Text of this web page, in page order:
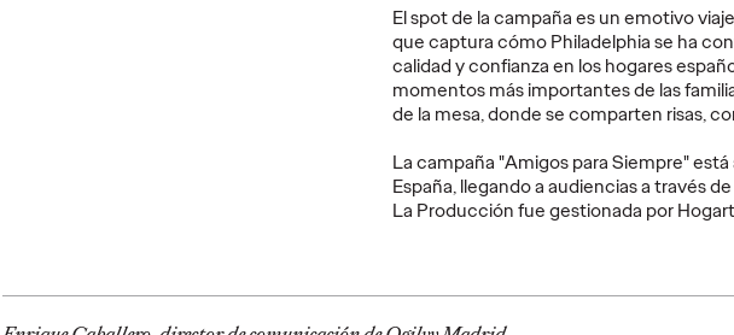
El spot de la campaña es un emotivo
que captura cómo Philadelphia se ha
calidad y confianza en los hogares
momentos más importantes de las
de la mesa, donde se comparten risas,
La campaña "Amigos para Siempre"
España, llegando a audiencias a través
La Producción fue gestionada por
Christian Martínez
30/06/2026
La campaña parte de un hallazgo
perturbador: La prostitución se ha
normalizado tanto que hay
experiencias.
More→
"Pena
mesa
Mundial
More→